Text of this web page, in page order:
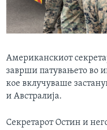
Американскиот
заврши патувањето во
кое вклучуваше
и Австралија.
Секретарот Остин и